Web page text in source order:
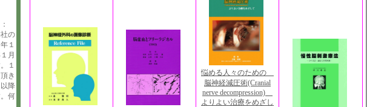
：
の
１
月
１
き
降
何
悩める人々のための
脳神経減圧術(Cranial
nerve decompression)
よりよい治療をめざし